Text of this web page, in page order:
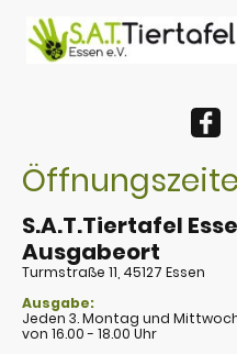
S.A.T.Tiertafel
Ausgabeort
Turmstraße 11, 45127 Essen
Ausgabe:
Jeden 3. Montag und
von 16.00 - 18.00 Uhr